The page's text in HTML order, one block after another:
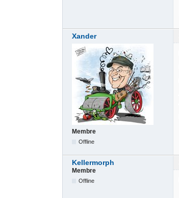
Xander
Membre
Offline
Kellermorph
Membre
Offline